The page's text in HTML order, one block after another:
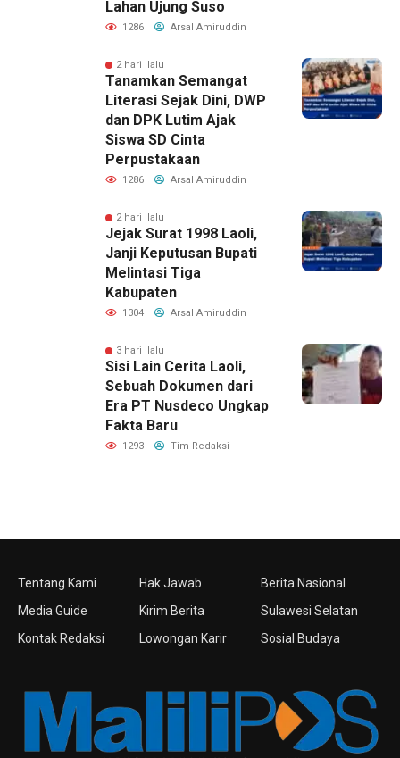
Lahan Ujung Suso
1286 Arsal Amiruddin
2 hari lalu
Tanamkan Semangat
Literasi Sejak Dini, DWP
dan DPK Lutim Ajak
Siswa SD Cinta
Perpustakaan
1286 Arsal Amiruddin
2 hari lalu
Jejak Surat 1998 Laoli,
Janji Keputusan Bupati
Melintasi Tiga
Kabupaten
1304 Arsal Amiruddin
3 hari lalu
Sisi Lain Cerita Laoli,
Sebuah Dokumen dari
Era PT Nusdeco Ungkap
Fakta Baru
1293 Tim Redaksi
Tentang Kami
Media Guide
Kontak Redaksi
Hak Jawab
Kirim Berita
Lowongan Karir
Berita Nasional
Sulawesi Selatan
Sosial Budaya